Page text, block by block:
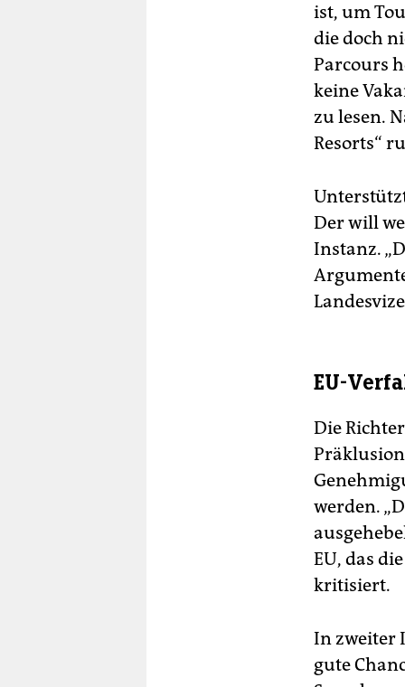
ist, um
die doch
Parcours
keine
zu lesen.
Resorts“
Der will
Instanz.
EU-
Die
werden.
EU, das
kritisiert.
In zweiter
gute